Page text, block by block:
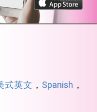
式英文 ， Spanish ，